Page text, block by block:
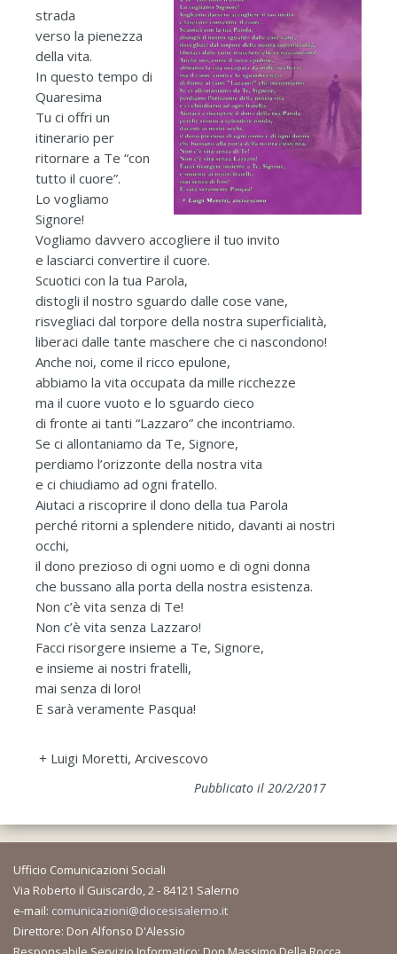
strada
verso la pienezza
della vita.
In questo tempo di
Quaresima
Tu ci offri un
itinerario per
ritornare a Te “con
tutto il cuore”.
Lo vogliamo
Signore!
Vogliamo davvero accogliere il tuo invito
e lasciarci convertire il cuore.
Scuotici con la tua Parola,
distogli il nostro sguardo dalle cose vane,
risvegliaci dal torpore della nostra superficialità,
liberaci dalle tante maschere che ci nascondono!
Anche noi, come il ricco epulone,
abbiamo la vita occupata da mille ricchezze
ma il cuore vuoto e lo sguardo cieco
di fronte ai tanti “Lazzaro” che incontriamo.
Se ci allontaniamo da Te, Signore,
perdiamo l’orizzonte della nostra vita
e ci chiudiamo ad ogni fratello.
Aiutaci a riscoprire il dono della tua Parola
perché ritorni a splendere nitido, davanti ai nostri
occhi,
il dono prezioso di ogni uomo e di ogni donna
che bussano alla porta della nostra esistenza.
Non c’è vita senza di Te!
Non c’è vita senza Lazzaro!
Facci risorgere insieme a Te, Signore,
e insieme ai nostri fratelli,
mai senza di loro!
E sarà veramente Pasqua!
+ Luigi Moretti, Arcivescovo
Pubblicato il 20/2/2017
Ufficio Comunicazioni Sociali
Via Roberto il Guiscardo, 2 - 84121 Salerno
e-mail: comunicazioni@diocesisalerno.it
Direttore: Don Alfonso D'Alessio